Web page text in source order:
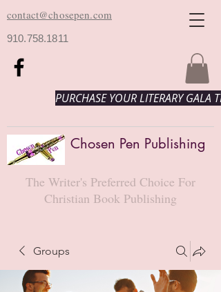
contact@chosepen.com
910.758.1811
PURCHASE YOUR LITERARY GALA
Chosen Pen Publishing
The Writer's Preferred Choice For
Christian Book Publishing
Groups